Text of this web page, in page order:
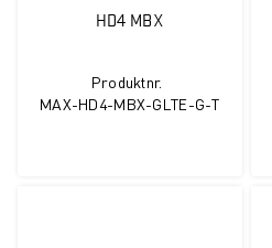
HD4 MBX
Produktnr.
MAX-HD4-MBX-GLTE-G-T